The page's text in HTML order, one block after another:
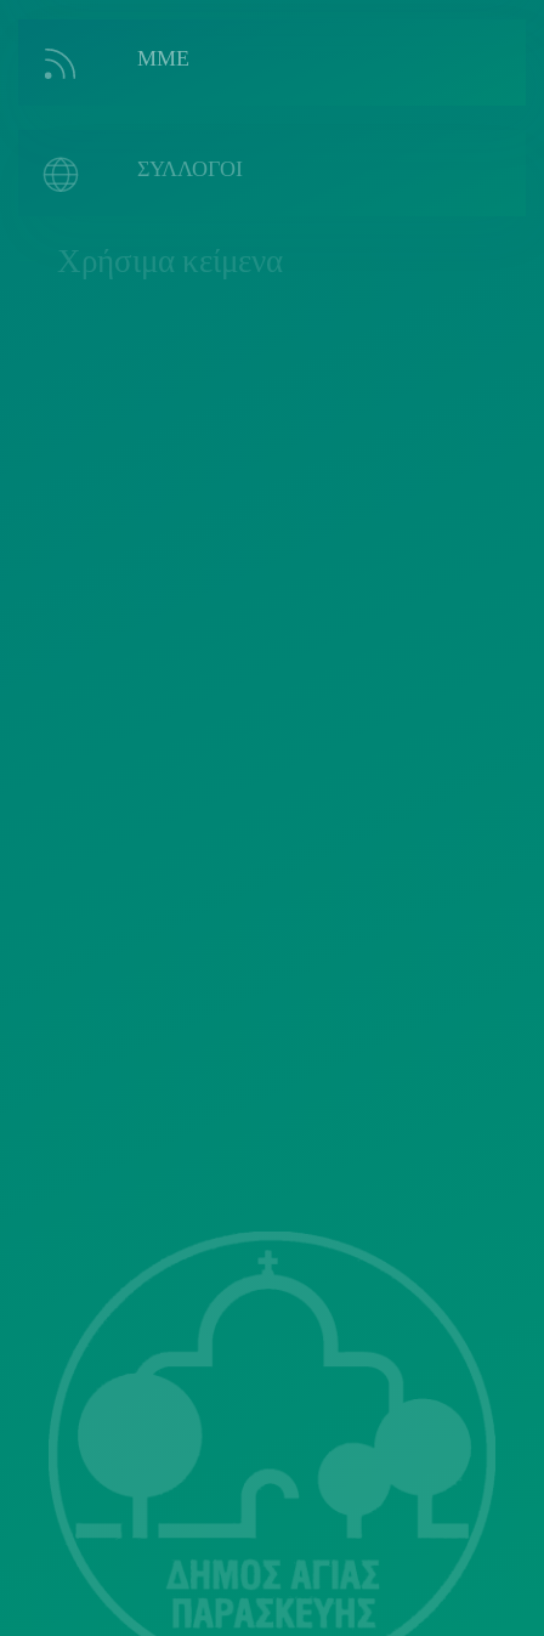
ΜΜΕ
ΣΥΛΛΟΓΟΙ
Χρήσιμα κείμενα
Λ. Μεσογείων 415-417 Τ.Κ.15343
Αγία Παρασκευή
213 2004500
dimos@agiaparaskevi.gr